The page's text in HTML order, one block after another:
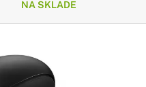
NA SKLADE